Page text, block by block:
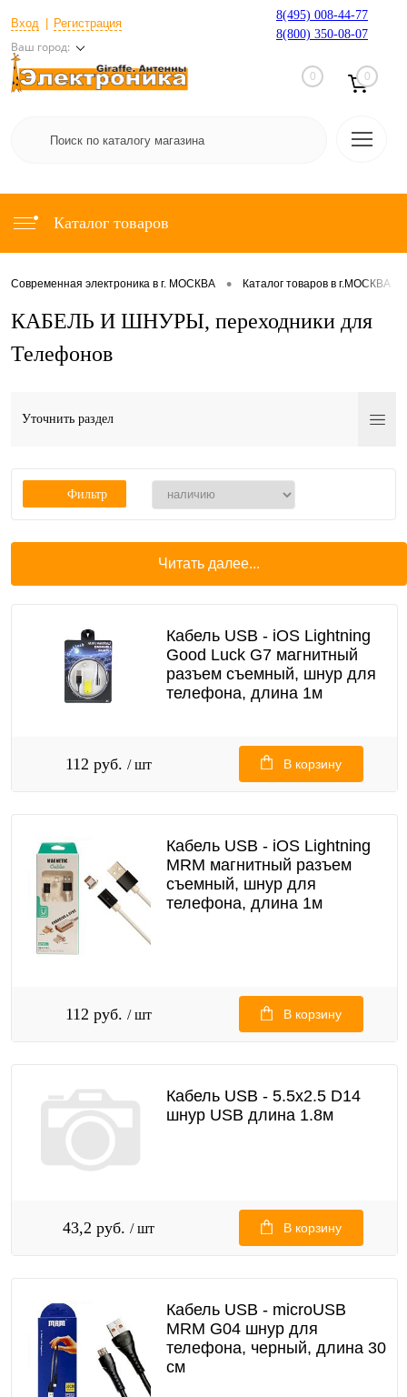
Вход Регистрация
Ваш город:
8(495) 008-44-77
8(800) 350-08-07
0 0
Каталог товаров
Современная электроника в г. МОСКВА • Каталог товаров в г.МОСКВА
КАБЕЛЬ И ШНУРЫ, переходники для
Телефонов
Уточнить раздел
Фильтр
Читать далее...
Кабель USB - iOS Lightning
Good Luck G7 магнитный
разъем съемный, шнур для
телефона, длина 1м
112 руб. / шт В корзину
Кабель USB - iOS Lightning
MRM магнитный разъем
съемный, шнур для
телефона, длина 1м
112 руб. / шт В корзину
Кабель USB - 5.5x2.5 D14
шнур USB длина 1.8м
43,2 руб. / шт В корзину
Кабель USB - microUSB
MRM G04 шнур для
телефона, черный, длина 30
см